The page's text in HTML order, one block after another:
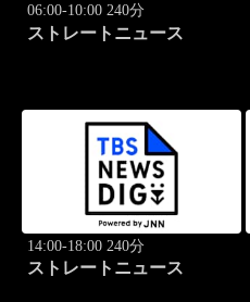
06:00-10:00 240分
ストレートニュース
14:00-18:00 240分
ストレートニュース